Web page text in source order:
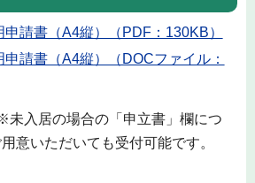
請書（A4縦）（PDF：130KB）
請書（A4縦）（DOCファイル：
入居の場合の「申立書」欄につ
意いただいても受付可能です。